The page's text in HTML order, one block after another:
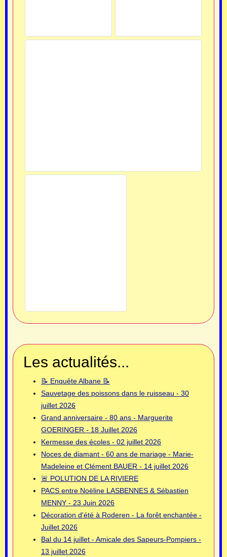
Les actualités...
📝 Enquête Albane 📝
Sauvetage des poissons dans le ruisseau - 30
juillet 2026
Grand anniversaire - 80 ans - Marguerite
GOERINGER - 18 Juillet 2026
Kermesse des écoles - 02 juillet 2026
Noces de diamant - 60 ans de mariage - Marie-
Madeleine et Clément BAUER - 14 juillet 2026
🚨 POLUTION DE LA RIVIERE
PACS entre Noëline LASBENNES & Sébastien
MENNY - 23 Juin 2026
Décoration d'été à Roderen - La forêt enchantée -
Juillet 2026
Bal du 14 juillet - Amicale des Sapeurs-Pompiers -
13 juillet 2026